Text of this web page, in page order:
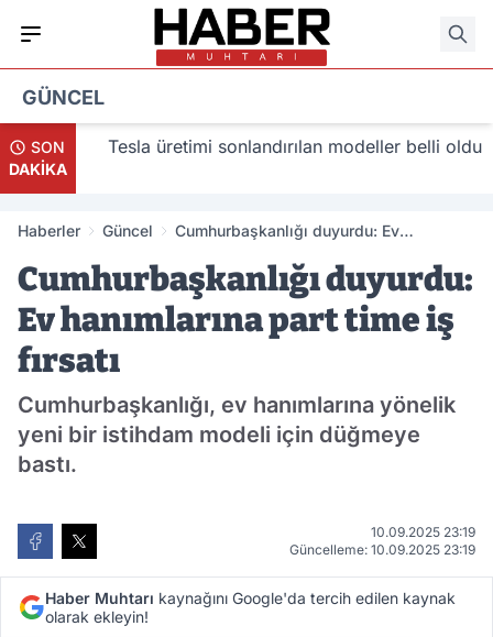
GÜNCEL
SON
DAKİKA
Tesla üretimi sonlandırılan modeller belli oldu
Haberler Güncel
Cumhurbaşkanlığı duyurdu: Ev
Cumhurbaşkanlığı duyurdu:
Ev hanımlarına part time iş
fırsatı
Cumhurbaşkanlığı, ev hanımlarına yönelik
yeni bir istihdam modeli için düğmeye
bastı.
10.09.2025 23:19
Güncelleme: 10.09.2025 23:19
Haber Muhtarı kaynağını Google'da tercih edilen kaynak
olarak ekleyin!